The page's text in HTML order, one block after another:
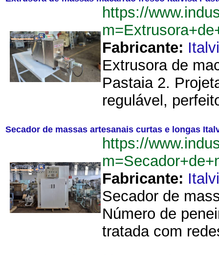
https://
Fabricante:
Extrusora de
Pastaia 2.
regulável,
Secador de massas artesanais curtas e longas
https://
Fabricante:
Secador de
Número de
tratada com